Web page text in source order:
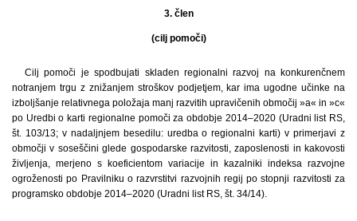
3. člen
(cilj pomoči)
Cilj pomoči je spodbujati skladen regionalni razvoj na konkurenčnem
notranjem trgu z znižanjem stroškov podjetjem, kar ima ugodne učinke na
izboljšanje relativnega položaja manj razvitih upravičenih območij »a« in »c«
po Uredbi o karti regionalne pomoči za obdobje 2014–2020 (Uradni list RS,
št. 103/13; v nadaljnjem besedilu: uredba o regionalni karti) v primerjavi z
območji v soseščini glede gospodarske razvitosti, zaposlenosti in kakovosti
življenja, merjeno s koeficientom variacije in kazalniki indeksa razvojne
ogroženosti po Pravilniku o razvrstitvi razvojnih regij po stopnji razvitosti za
programsko obdobje 2014–2020 (Uradni list RS, št. 34/14).